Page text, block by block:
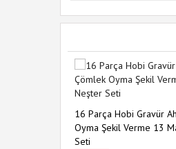
16 Parça Hobi Gravür
Oyma Şekil Verme 13
Seti